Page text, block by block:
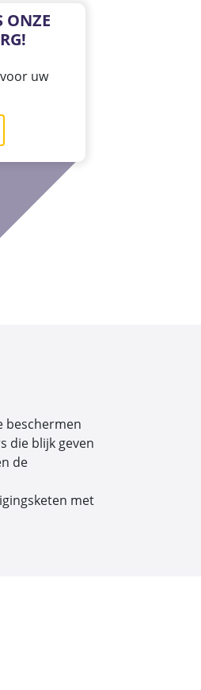
ONZE
uw
beschermen
die blijk geven
de
met